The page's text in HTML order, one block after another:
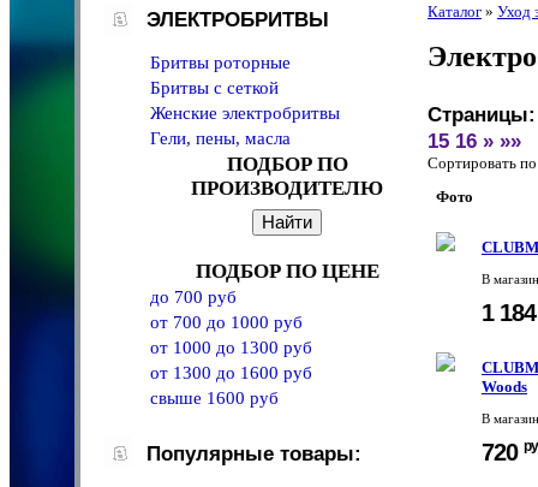
ЭЛЕКТРОБРИТВЫ
Бритвы роторные
Бритвы с сеткой
Женские электробритвы
Гели, пены, масла
ПОДБОР ПО
ПРОИЗВОДИТЕЛЮ
ПОДБОР ПО ЦЕНЕ
до 700 руб
от 700 до 1000 руб
от 1000 до 1300 руб
от 1300 до 1600 руб
свыше 1600 руб
Популярные товары:
Каталог » Уход
Страницы:
15 16 » »»
Сортировать
Фото
В
1
Woods
В
720